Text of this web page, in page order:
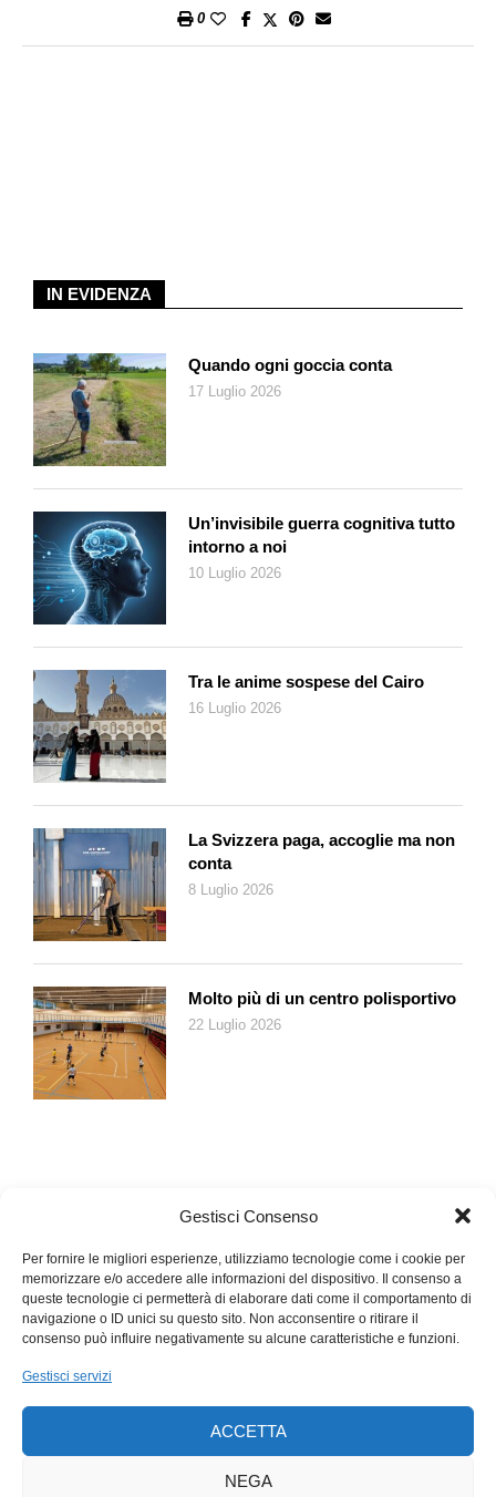
Gestisci Consenso
Per fornire le migliori esperienze, utilizziamo tecnologie come i cookie per
memorizzare e/o accedere alle informazioni del dispositivo. Il consenso a
queste tecnologie ci permetterà di elaborare dati come il comportamento di
navigazione o ID unici su questo sito. Non acconsentire o ritirare il
consenso può influire negativamente su alcune caratteristiche e funzioni.
Gestisci servizi
ACCETTA
NEGA
0
IN EVIDENZA
Quando ogni goccia conta
17 Luglio 2026
Un’invisibile guerra cognitiva tutto
intorno a noi
10 Luglio 2026
Tra le anime sospese del Cairo
16 Luglio 2026
La Svizzera paga, accoglie ma non
conta
8 Luglio 2026
Molto più di un centro polisportivo
22 Luglio 2026